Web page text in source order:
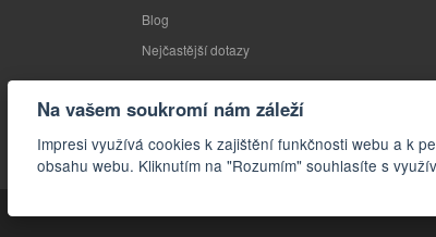
Blog
Nejčastější dotazy
Na vašem soukromí nám záleží
Impresi využívá cookies k zajištění funkčnosti webu a k
obsahu webu. Kliknutím na "Rozumím" souhlasíte s